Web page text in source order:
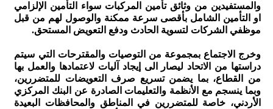
والمستفيدين من وثائق تأمين المركبات سواء التأمين الإلزامي
او التأمين الشامل بأقصى سرعة ممكنة والوصول لهم من قبل
موظفي الشركات لتسوية الحادث ودفع التعويض المستحق.
وخرج الاجتماع بمجموعة من التوصيات والمقترحات التي سيتم
دراستها من الاتحاد ليصار الى إيجاد آليات لاعتمادها والعمل بها
من القطاع، بما يضمن تسريع صرف التعويضات للمتضررين،
وبما ينسجم مع الأنظمة والتعليمات الصادرة عن البنك المركزي
الأردني، خاصة للمتضررين في المناطق والمحافظات البعيدة